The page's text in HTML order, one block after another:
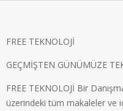
FREE TEKNOLOJİ
GEÇMİŞTEN GÜNÜMÜZE
FREE TEKNOLOJİ Bir
üzerindeki tüm makaleler ve